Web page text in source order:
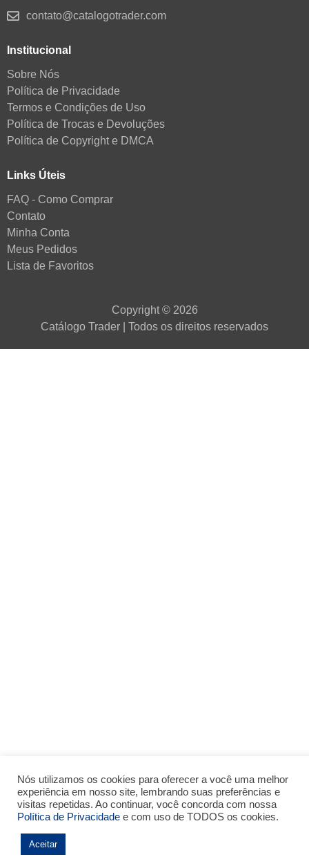
contato@catalogotrader.com
Institucional
Sobre Nós
Política de Privacidade
Termos e Condições de Uso
Política de Trocas e Devoluções
Política de Copyright e DMCA
Links Úteis
FAQ - Como Comprar
Contato
Minha Conta
Meus Pedidos
Lista de Favoritos
Copyright © 2026
Catálogo Trader | Todos os direitos reservados
Nós utilizamos os cookies para oferecer a você uma melhor
experiência em nosso site, lembrando suas preferências e
visitas repetidas. Ao continuar, você concorda com nossa
Política de Privacidade e com uso de TODOS os cookies.
Aceitar